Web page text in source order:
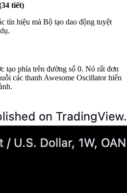
tiết)
tín hiệu mà Bộ tạo dao động tuyệt
tạo phía trên đường số 0. Nó rất đơn
các thanh Awesome Oscillator hiển